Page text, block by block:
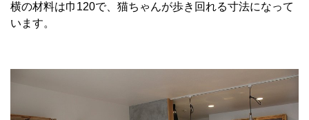
横の材料は巾120で、猫ちゃんが歩き回れる寸法になって
います。